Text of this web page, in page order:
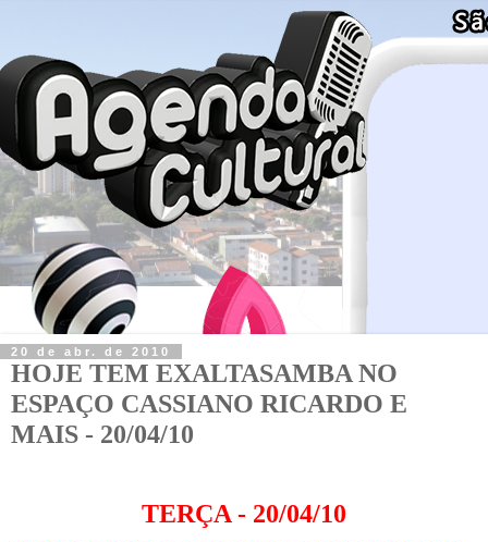
20 de abr. de 2010
HOJE TEM EXALTASAMBA NO
ESPAÇO CASSIANO RICARDO E
MAIS - 20/04/10
TERÇA - 20/04/10